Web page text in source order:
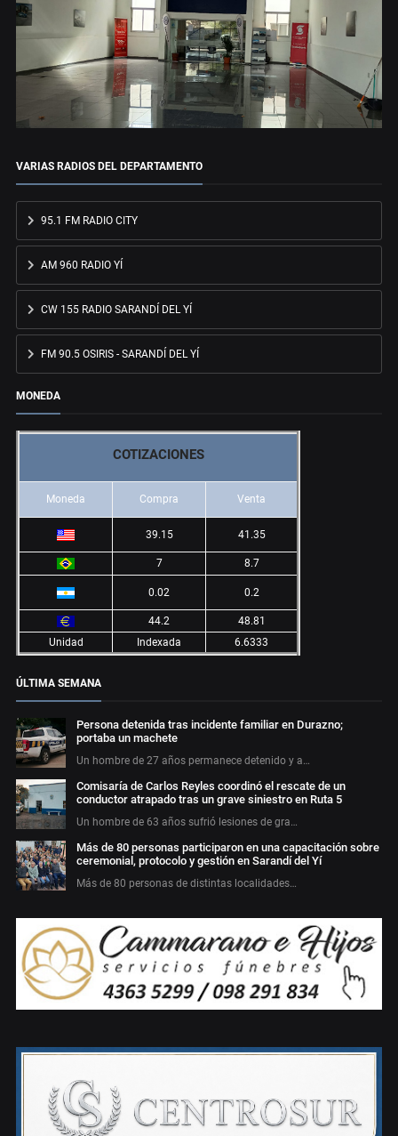
VARIAS RADIOS DEL DEPARTAMENTO
95.1 FM RADIO CITY
AM 960 RADIO YÍ
CW 155 RADIO SARANDÍ DEL YÍ
FM 90.5 OSIRIS - SARANDÍ DEL YÍ
MONEDA
COTIZACIONES
Moneda Compra Venta
39.15 41.35
7 8.7
0.02 0.2
44.2
48.81
Unidad
Indexada 6.6333
ÚLTIMA SEMANA
Persona detenida tras incidente familiar en Durazno;
portaba un machete
Un hombre de 27 años permanece detenido y a…
Comisaría de Carlos Reyles coordinó el rescate de un
conductor atrapado tras un grave siniestro en Ruta 5
Un hombre de 63 años sufrió lesiones de gra…
Más de 80 personas participaron en una capacitación sobre
ceremonial, protocolo y gestión en Sarandí del Yí
Más de 80 personas de distintas localidades…